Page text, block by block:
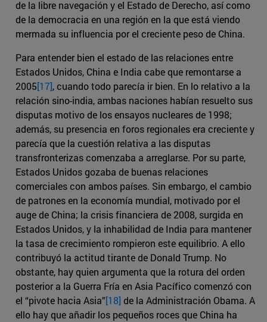
de la libre navegación y el Estado de Derecho, así como
de la democracia en una región en la que está viendo
mermada su influencia por el creciente peso de China.
Para entender bien el estado de las relaciones entre
Estados Unidos, China e India cabe que remontarse a
2005[17], cuando todo parecía ir bien. En lo relativo a la
relación sino-india, ambas naciones habían resuelto sus
disputas motivo de los ensayos nucleares de 1998;
además, su presencia en foros regionales era creciente y
parecía que la cuestión relativa a las disputas
transfronterizas comenzaba a arreglarse. Por su parte,
Estados Unidos gozaba de buenas relaciones
comerciales con ambos países. Sin embargo, el cambio
de patrones en la economía mundial, motivado por el
auge de China; la crisis financiera de 2008, surgida en
Estados Unidos, y la inhabilidad de India para mantener
la tasa de crecimiento rompieron este equilibrio. A ello
contribuyó la actitud tirante de Donald Trump. No
obstante, hay quien argumenta que la rotura del orden
posterior a la Guerra Fría en Asia Pacífico comenzó con
el “pivote hacia Asia”[18] de la Administración Obama. A
ello hay que añadir los pequeños roces que China ha